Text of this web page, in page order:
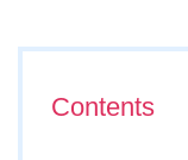
Contents